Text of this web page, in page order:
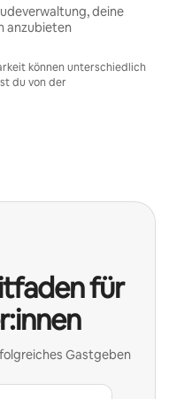
deine
anzubieten
können unterschiedlich
du von der
für
Gastgeben